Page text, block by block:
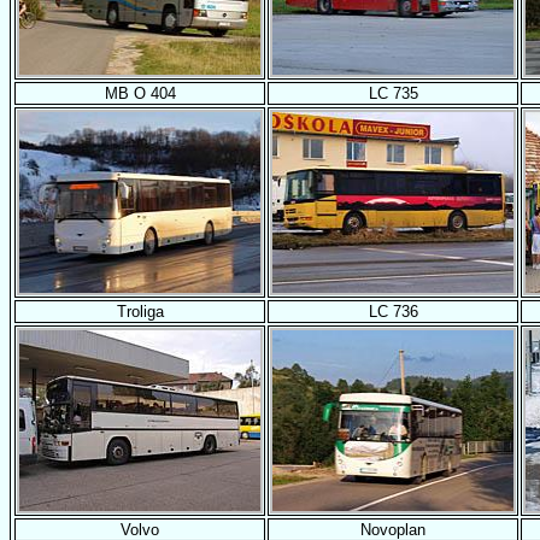
MB O 404 LC 735
Troliga LC 736
Volvo Novoplan